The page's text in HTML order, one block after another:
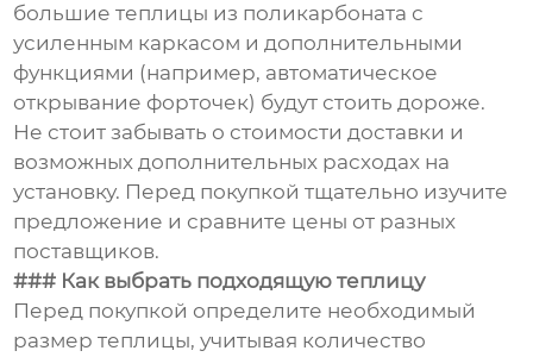
большие теплицы из поликарбоната с
усиленным каркасом и дополнительными
функциями (например, автоматическое
открывание форточек) будут стоить дороже.
Не стоит забывать о стоимости доставки и
возможных дополнительных расходах на
установку. Перед покупкой тщательно изучите
предложение и сравните цены от разных
поставщиков.
### Как выбрать подходящую теплицу
Перед покупкой определите необходимый
размер теплицы, учитывая количество